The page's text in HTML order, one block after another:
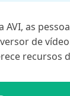
AVI, as
de
recursos